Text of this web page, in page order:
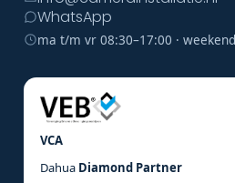
WhatsApp
ma t/m vr 08:30–17:00 ·
VCA
Dahua Diamond Partner